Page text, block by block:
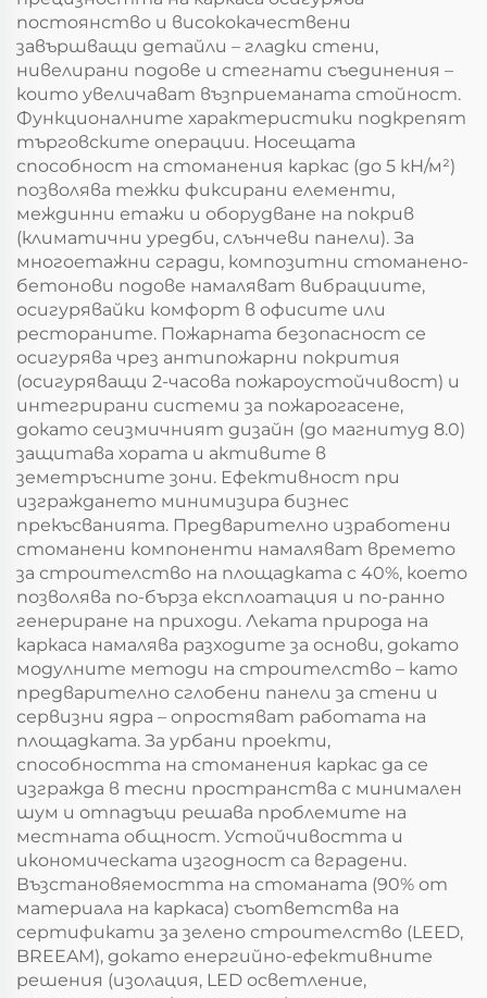
постоянство и висококачествени
завършващи детайли – гладки стени,
нивелирани подове и стегнати съединения –
които увеличават възприеманата стойност.
Функционалните характеристики подкрепят
търговските операции. Носещата
способност на стоманения каркас (до 5 кН/м²)
позволява тежки фиксирани елементи,
междинни етажи и оборудване на покрив
(климатични уредби, слънчеви панели). За
многоетажни сгради, композитни стоманено-
бетонови подове намаляват вибрациите,
осигурявайки комфорт в офисите или
рестораните. Пожарната безопасност се
осигурява чрез антипожарни покрития
(осигуряващи 2-часова пожароустойчивост) и
интегрирани системи за пожарогасене,
докато сеизмичният дизайн (до магнитуд 8.0)
защитава хората и активите в
земетръсните зони. Ефективност при
изграждането минимизира бизнес
прекъсванията. Предварително изработени
стоманени компоненти намаляват времето
за строителство на площадката с 40%, което
позволява по-бърза експлоатация и по-ранно
генериране на приходи. Леката природа на
каркаса намалява разходите за основи, докато
модулните методи на строителство – като
предварително сглобени панели за стени и
сервизни ядра – опростяват работата на
площадката. За урбани проекти,
способността на стоманения каркас да се
изгражда в тесни пространства с минимален
шум и отпадъци решава проблемите на
местната общност. Устойчивостта и
икономическата изгодност са вградени.
Възстановяемостта на стоманата (90% от
материала на каркаса) съответства на
сертификати за зелено строителство (LEED,
BREEAM), докато енергийно-ефективните
решения (изолация, LED осветление,